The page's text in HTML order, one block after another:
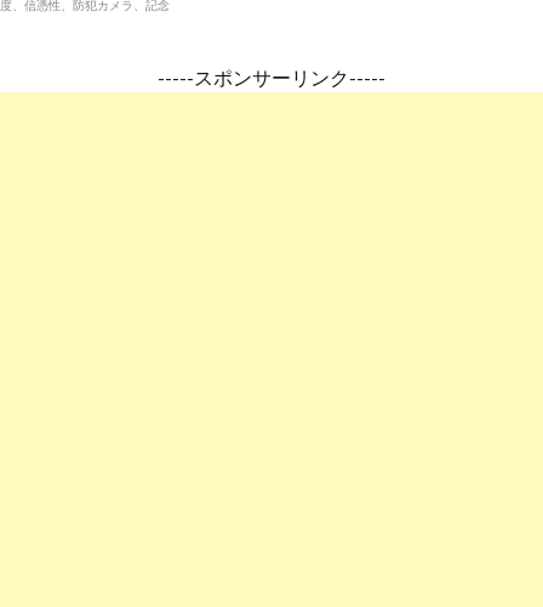
度、信憑性、防犯カメラ、記念
-----スポンサーリンク-----